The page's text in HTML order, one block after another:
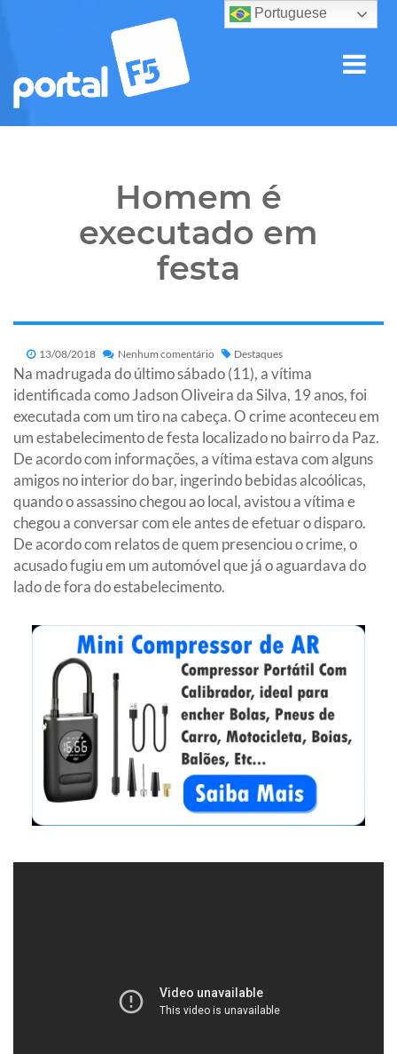
Homem é
executado em
festa
13/08/2018 Nenhum comentário Destaques
Na madrugada do último sábado (11), a vítima
identificada como Jadson Oliveira da Silva, 19 anos, foi
executada com um tiro na cabeça. O crime aconteceu em
um estabelecimento de festa localizado no bairro da Paz.
De acordo com informações, a vítima estava com alguns
amigos no interior do bar, ingerindo bebidas alcoólicas,
quando o assassino chegou ao local, avistou a vítima e
chegou a conversar com ele antes de efetuar o disparo.
De acordo com relatos de quem presenciou o crime, o
acusado fugiu em um automóvel que já o aguardava do
lado de fora do estabelecimento.
Portuguese